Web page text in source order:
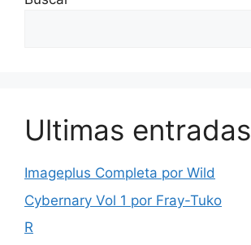
Ultimas entradas
Imageplus Completa por Wild
Cybernary Vol 1 por Fray-Tuko
R